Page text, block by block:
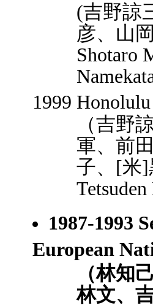
(吉野諒
彦、山
Shotaro
1999 Honolulu
（吉野
軍、前
子、[米]
1987-1993
European
（林知
林文、